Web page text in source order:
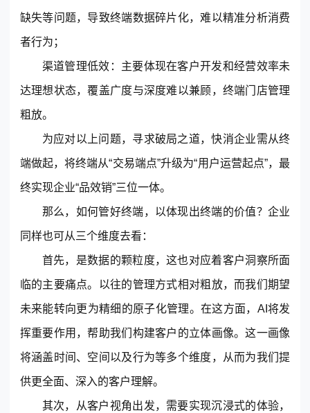
缺失等问题，导致终端数据碎片化，难以精准分析消费
者行为；
渠道管理低效：主要体现在客户开发和经营效率未
达理想状态，覆盖广度与深度难以兼顾，终端门店管理
粗放。
为应对以上问题，寻求破局之道，快消企业需从终
端做起，将终端从“交易端点”升级为“用户运营起点”，最
终实现企业“品效销”三位一体。
那么，如何管好终端，以体现出终端的价值？企业
同样也可从三个维度去看：
首先，是数据的颗粒度，这也对应着客户洞察所面
临的主要痛点。以往的管理方式相对粗放，而我们期望
未来能转向更为精细的原子化管理。在这方面，AI将发
挥重要作用，帮助我们构建客户的立体画像。这一画像
将涵盖时间、空间以及行为等多个维度，从而为我们提
供更全面、深入的客户理解。
其次，从客户视角出发，需要实现沉浸式的体验，